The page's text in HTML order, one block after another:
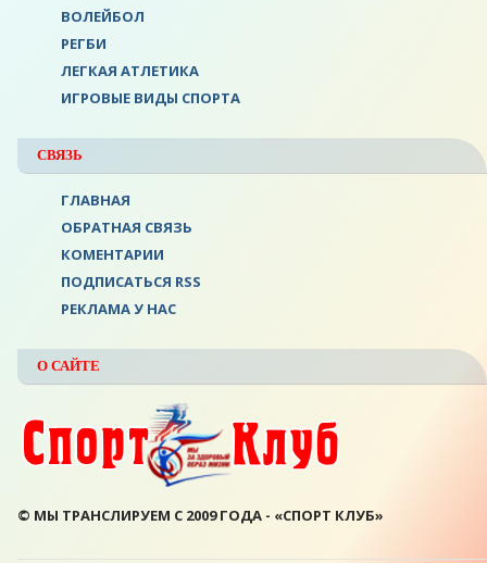
ВОЛЕЙБОЛ
РЕГБИ
ЛЕГКАЯ АТЛЕТИКА
ИГРОВЫЕ ВИДЫ СПОРТА
СВЯЗЬ
ГЛАВНАЯ
ОБРАТНАЯ СВЯЗЬ
КОМЕНТАРИИ
ПОДПИСАТЬСЯ RSS
РЕКЛАМА У НАС
О САЙТЕ
© МЫ ТРАНСЛИРУЕМ С 2009 ГОДА - «СПОРТ КЛУБ»